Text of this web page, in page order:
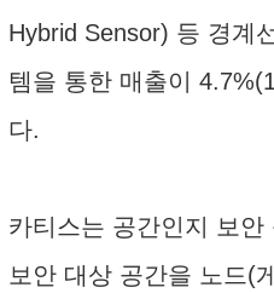
Hybrid Sensor) 등 경계
템을 통한 매출이
다.
카티스는 공간인지 보안
보안 대상 공간을 노드(